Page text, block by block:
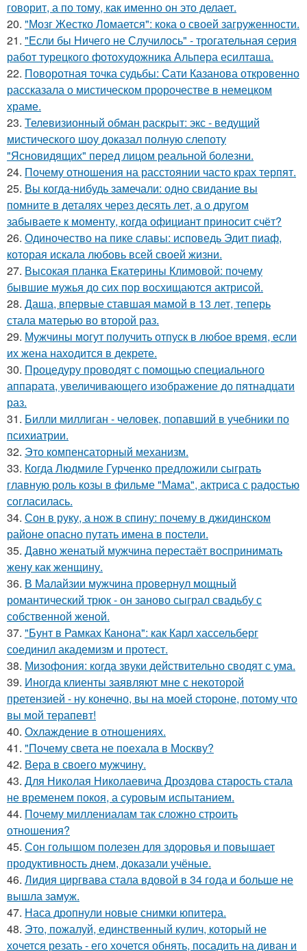
говорит, а по тому, как именно он это делает.
20. "Мозг Жестко Ломается": кока о своей загруженности.
21. "Если бы Ничего не Случилось" - трогательная серия
работ турецкого фотохудожника Альпера есилташа.
22. Поворотная точка судьбы: Сати Казанова откровенно
рассказала о мистическом пророчестве в немецком
храме.
23. Телевизионный обман раскрыт: экс - ведущий
мистического шоу доказал полную слепоту
"Ясновидящих" перед лицом реальной болезни.
24. Почему отношения на расстоянии часто крах терпят.
25. Вы когда-нибудь замечали: одно свидание вы
помните в деталях через десять лет, а о другом
забываете к моменту, когда официант приносит счёт?
26. Одиночество на пике славы: исповедь Эдит пиаф,
которая искала любовь всей своей жизни.
27. Высокая планка Екатерины Климовой: почему
бывшие мужья до сих пор восхищаются актрисой.
28. Даша, впервые ставшая мамой в 13 лет, теперь
стала матерью во второй раз.
29. Мужчины могут получить отпуск в любое время, если
их жена находится в декрете.
30. Процедуру проводят с помощью специального
аппарата, увеличивающего изображение до пятнадцати
раз.
31. Билли миллиган - чeловек, попавший в учебники по
психиатрии.
32. Это компенсаторный механизм.
33. Когда Людмиле Гурченко предложили сыграть
главную роль козы в фильме "Мама", актриса с радостью
согласилась.
34. Сон в руку, а нож в спину: почему в джидинском
районе опасно путать имена в постели.
35. Давно женатый мужчина перестаёт воспринимать
жену как женщину.
36. В Малайзии мужчина провернул мощный
романтический трюк - он заново сыграл свадьбу с
собственной женой.
37. "Бунт в Рамках Канона": как Карл хассельберг
соединил академизм и протест.
38. Мизофония: когда звуки действительно сводят с ума.
39. Иногда клиенты заявляют мне с некоторой
претензией - ну конечно, вы на моей стороне, потому что
вы мой терапевт!
40. Охлаждение в отношениях.
41. "Почему света не поехала в Москву?
42. Вера в своего мужчину.
43. Для Николая Николаевича Дроздова старость стала
не временем покоя, а суровым испытанием.
44. Почему миллениалам так сложно строить
отношения?
45. Сон голышом полезен для здоровья и повышает
продуктивность днем, доказали учёные.
46. Лидия циргвава стала вдовой в 34 года и больше не
вышла замуж.
47. Наса дропнули новые снимки юпитера.
48. Это, пожалуй, единственный кулич, который не
хочется резать - его хочется обнять, посадить на диван и